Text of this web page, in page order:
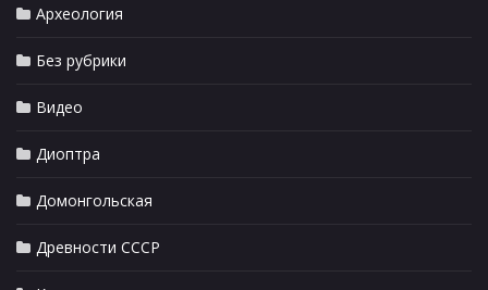
Археология
Без рубрики
Видео
Диоптра
Домонгольская
Древности СССР